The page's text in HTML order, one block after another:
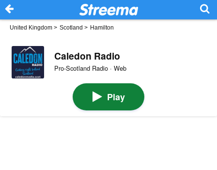
United Kingdom > Scotland > Hamilton
Caledon Radio
Pro-Scotland Radio · Web
Play